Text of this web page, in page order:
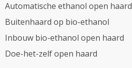
Automatische ethanol open haard
Buitenhaard op bio-ethanol
Inbouw bio-ethanol open haard
Doe-het-zelf open haard